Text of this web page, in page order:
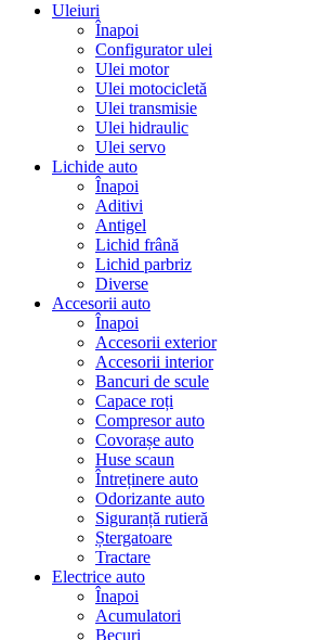
Uleiuri
Înapoi
Configurator ulei
Ulei motor
Ulei motocicletă
Ulei transmisie
Ulei hidraulic
Ulei servo
Lichide auto
Înapoi
Aditivi
Antigel
Lichid frână
Lichid parbriz
Diverse
Accesorii auto
Înapoi
Accesorii exterior
Accesorii interior
Bancuri de scule
Capace roți
Compresor auto
Covorașe auto
Huse scaun
Întreținere auto
Odorizante auto
Siguranță rutieră
Ștergatoare
Tractare
Electrice auto
Înapoi
Acumulatori
Becuri